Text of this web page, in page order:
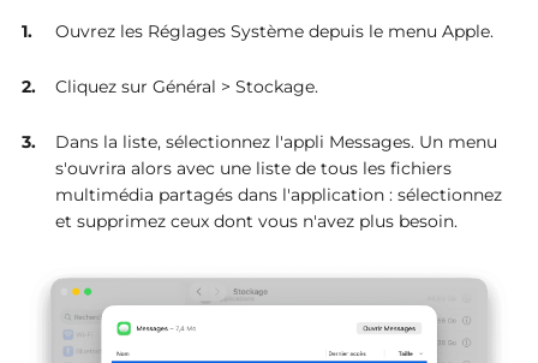
Ouvrez les Réglages Système depuis le menu Apple.
Cliquez sur Général > Stockage.
Dans la liste, sélectionnez l'appli Messages. Un menu
s'ouvrira alors avec une liste de tous les fichiers
multimédia partagés dans l'application : sélectionnez
et supprimez ceux dont vous n'avez plus besoin.